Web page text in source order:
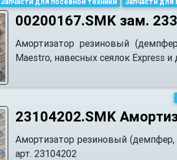
00200167.SMK зам.
Амортизатор резиновый
Maestro, навесных сеялок Express
23104202.SMK
Амортизатор резиновый
арт. 23104202